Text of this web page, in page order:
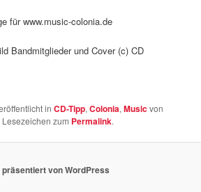
für www.music-colonia.de
Bandmitglieder und Cover (c) CD
inCD-Tipp,Colonia,Musicvon
Lesezeichen zum Permalink.
präsentiert von WordPress